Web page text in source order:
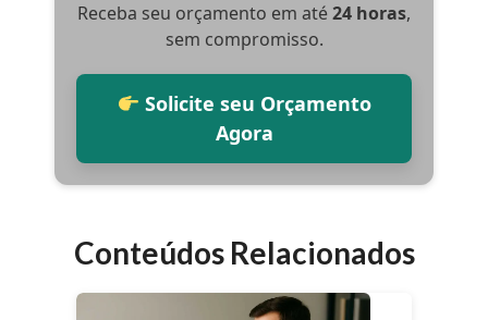
Receba seu orçamento em até24 horas,
sem compromisso.
Solicite seu Orçamento
Agora
Conteúdos Relacionados